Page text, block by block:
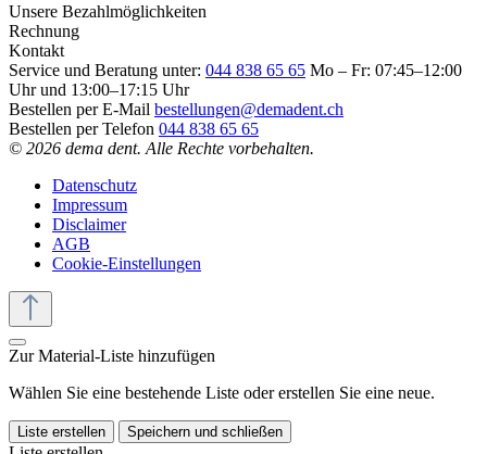
Unsere Bezahlmöglichkeiten
Rechnung
Kontakt
Service und Beratung unter: 044 838 65 65 Mo – Fr: 07:45–12:00
Uhr und 13:00–17:15 Uhr
Bestellen per E-Mail bestellungen@demadent.ch
Bestellen per Telefon 044 838 65 65
© 2026 dema dent. Alle Rechte vorbehalten.
Datenschutz
Impressum
Disclaimer
AGB
Cookie-Einstellungen
Zur Material-Liste hinzufügen
Wählen Sie eine bestehende Liste oder erstellen Sie eine neue.
Liste erstellen Speichern und schließen